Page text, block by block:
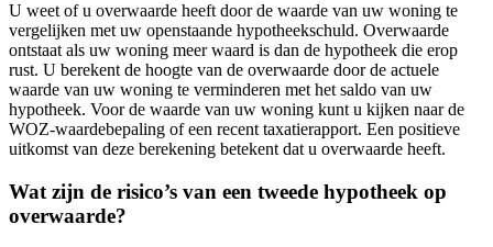
U weet of u overwaarde heeft door de waarde van uw woning te
vergelijken met uw openstaande hypotheekschuld. Overwaarde
ontstaat als uw woning meer waard is dan de hypotheek die erop
rust. U berekent de hoogte van de overwaarde door de actuele
waarde van uw woning te verminderen met het saldo van uw
hypotheek. Voor de waarde van uw woning kunt u kijken naar de
WOZ-waardebepaling of een recent taxatierapport. Een positieve
uitkomst van deze berekening betekent dat u overwaarde heeft.
Wat zijn de risico’s van een tweede hypotheek op
overwaarde?